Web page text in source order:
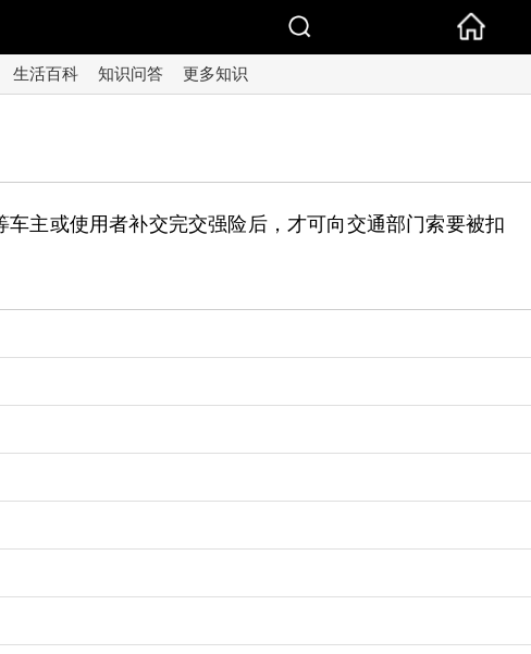
生活百科 知识问答 更多知识
主或使用者补交完交强险后，才可向交通部门索要被扣